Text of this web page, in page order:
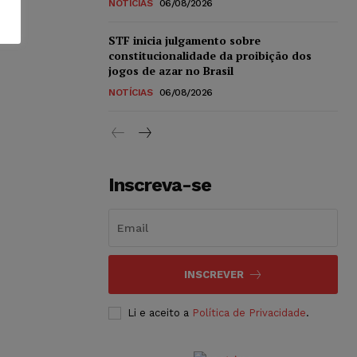
NOTÍCIAS 06/08/2026
STF inicia julgamento sobre
constitucionalidade da proibição dos
jogos de azar no Brasil
NOTÍCIAS 06/08/2026
Inscreva-se
INSCREVER
Li e aceito a Política de Privacidade.